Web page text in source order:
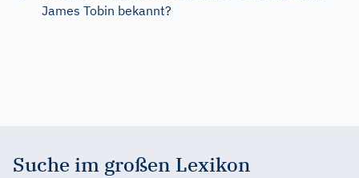
James Tobin bekannt?
Suche im großen Lexikon